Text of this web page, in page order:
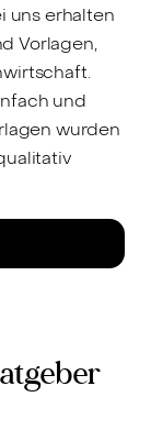
uns erhalten
Vorlagen,
und
wurden